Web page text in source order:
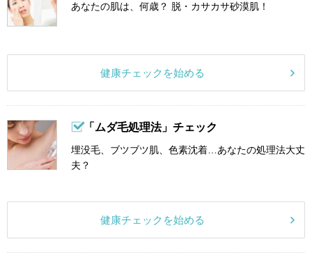
あなたの肌は、何歳？ 脱・カサカサ砂漠肌！
健康チェックを始める
「ムダ毛処理法」チェック
埋没毛、ブツブツ肌、色素沈着…あなたの処理法大丈
夫？
健康チェックを始める